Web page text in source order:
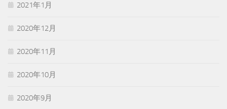
2021年1月
2020年12月
2020年11月
2020年10月
2020年9月